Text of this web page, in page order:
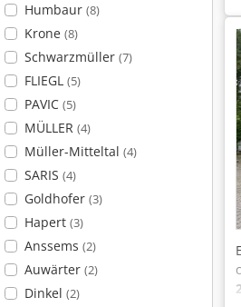
Humbaur (8)
Krone (8)
Schwarzmüller (7)
FLIEGL (5)
PAVIC (5)
MÜLLER (4)
Müller-Mitteltal (4)
SARIS (4)
Goldhofer (3)
Hapert (3)
Anssems (2)
Auwärter (2)
Dinkel (2)